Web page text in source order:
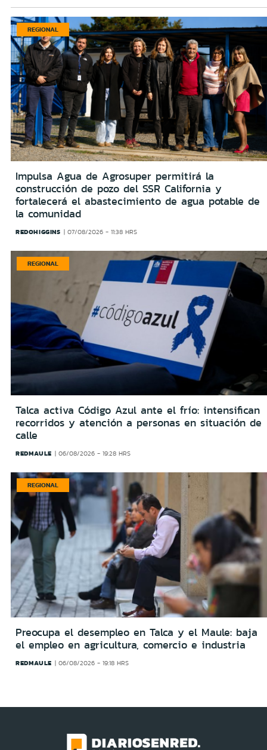
REGIONAL
Impulsa Agua de Agrosuper permitirá la
construcción de pozo del SSR California y
fortalecerá el abastecimiento de agua potable de
la comunidad
REDOHIGGINS 07/08/2026 - 11:38 HRS
REGIONAL
Talca activa Código Azul ante el frío: intensifican
recorridos y atención a personas en situación de
calle
REDMAULE 06/08/2026 - 19:28 HRS
REGIONAL
Preocupa el desempleo en Talca y el Maule: baja
el empleo en agricultura, comercio e industria
REDMAULE 06/08/2026 - 19:18 HRS